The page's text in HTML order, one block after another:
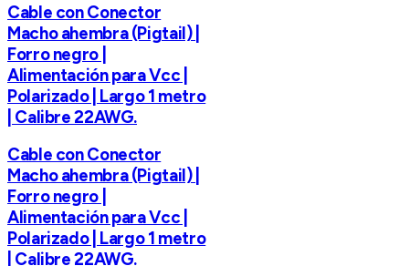
Cable con Conector
Macho ahembra (Pigtail) |
Forro negro |
Alimentación para Vcc |
Polarizado | Largo 1 metro
| Calibre 22AWG.
Cable con Conector
Macho ahembra (Pigtail) |
Forro negro |
Alimentación para Vcc |
Polarizado | Largo 1 metro
| Calibre 22AWG.